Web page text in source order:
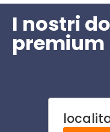
I nostri
premium